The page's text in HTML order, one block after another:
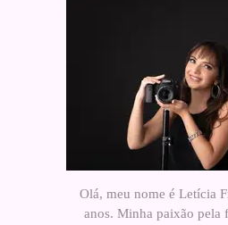
Olá, meu nome é Letícia
anos. Minha paixão pela